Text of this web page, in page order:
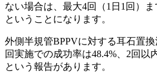
ない場合は、最大4回（1日1回）
ということになります。
外側半規管BPPVに対する耳石置
回実施での成功率は48.4%、2回以
という報告があります。